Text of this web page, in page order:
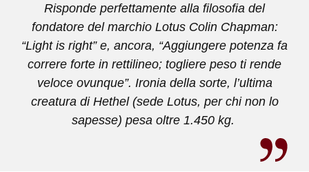
Risponde perfettamente alla filosofia del
fondatore del marchio Lotus Colin Chapman:
“Light is right” e, ancora, “Aggiungere potenza fa
correre forte in rettilineo; togliere peso ti rende
veloce ovunque”. Ironia della sorte, l’ultima
creatura di Hethel (sede Lotus, per chi non lo
sapesse) pesa oltre 1.450 kg.